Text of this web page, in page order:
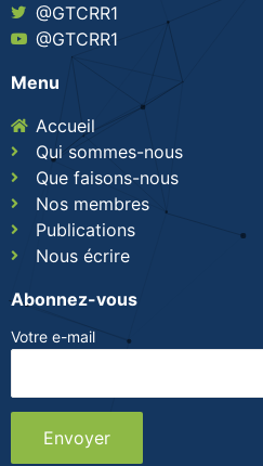
@GTCRR1
@GTCRR1
Menu
Accueil
Qui sommes-nous
Que faisons-nous
Nos membres
Publications
Nous écrire
Abonnez-vous
Votre e-mail